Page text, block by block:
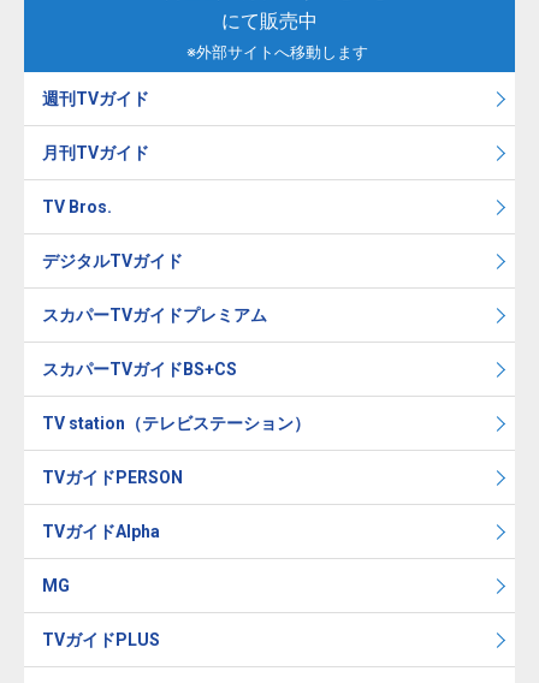
にて販売中
※外部サイトへ移動します
週刊TVガイド
月刊TVガイド
TV Bros.
デジタルTVガイド
スカパーTVガイドプレミアム
スカパーTVガイドBS+CS
TV station（テレビステーション）
TVガイドPERSON
TVガイドAlpha
MG
TVガイドPLUS